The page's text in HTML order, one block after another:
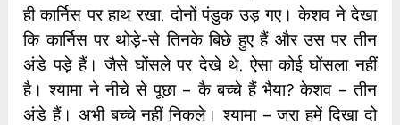
ही कार्निस पर हाथ रखा, दोनों पंडुक उड़ गए। केशव ने देखा
कि कार्निस पर थोड़े-से तिनके बिछे हुए हैं और उस पर तीन
अंडे पड़े हैं। जैसे घोंसले पर देखे थे, ऐसा कोई घोंसला नहीं
है। श्‍यामा ने नीचे से पूछा – कै बच्‍चे हैं भैया? केशव – तीन
अंडे हैं। अभी बच्‍चे नहीं निकले। श्‍यामा – जरा हमें दिखा दो